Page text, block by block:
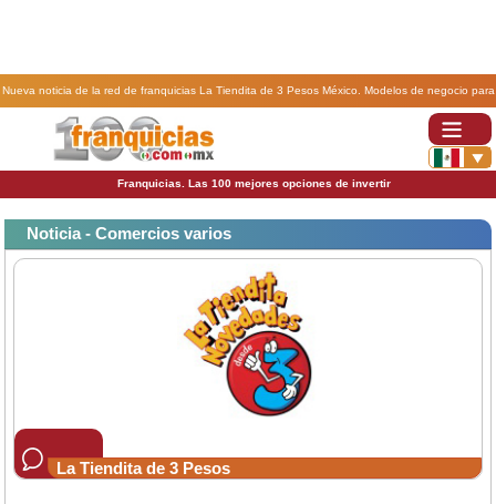
Nueva noticia de la red de franquicias La Tiendita de 3 Pesos México. Modelos de negocio para
Franquicias. Las 100 mejores opciones de invertir
Noticia - Comercios varios
La Tiendita de 3 Pesos